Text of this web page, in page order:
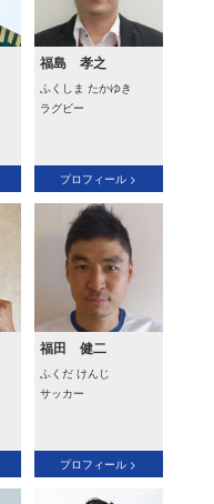
福島 孝之
ふくしま たかゆき
ラグビー
プロフィール >
福田 健二
ふくだ けんじ
サッカー
プロフィール >